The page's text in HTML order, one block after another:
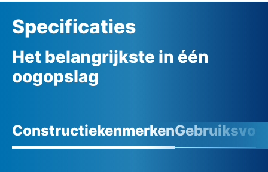
Specificaties
Het belangrijkste in één
oogopslag
Constructiekenmerken